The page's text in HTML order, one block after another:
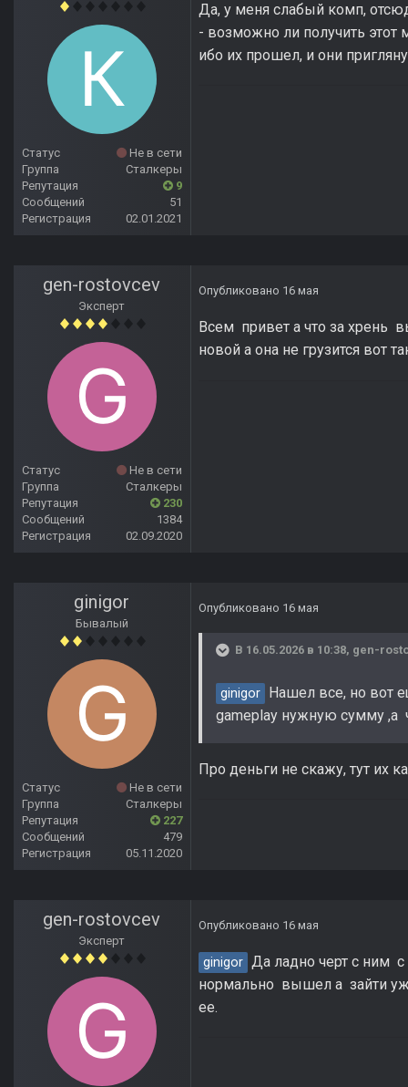
Статус
Не в сети
Группа
Сталкеры
Репутация
9
Сообщений
51
Регистрация
02.01.2021
Да, у меня слабый комп,
- возможно ли получить этот
ибо их прошел, и они
gen-rostovcev
Эксперт
Статус
Не в сети
Группа
Сталкеры
Репутация
230
Сообщений
1384
Регистрация
02.09.2020
Опубликовано 16 мая
Всем привет а что за хрень
новой а она не грузится вот
ginigor
Бывалый
Статус
Не в сети
Группа
Сталкеры
Репутация
227
Сообщений
479
Регистрация
05.11.2020
Опубликовано 16 мая
В 16.05.2026 в 10:38, gen-
ginigor
Нашел все, но вот
gameplay нужную сумму ,а
Про деньги не скажу, тут их
gen-rostovcev
Эксперт
Опубликовано 16 мая
ginigor Да ладно черт с ним
нормально вышел а зайти
ее.